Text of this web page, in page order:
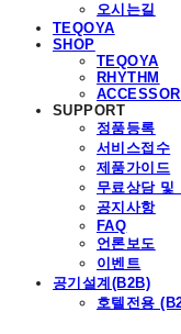
오시는길
TEQOYA
SHOP
TEQOYA
RHYTHM
SUPPORT
정품등록
서비스접수
제품가이드
무료상담 및
공지사항
FAQ
언론보도
이벤트
공기설계(B2B)
호텔전용